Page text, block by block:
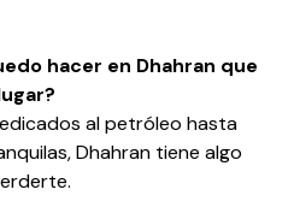
hacer en Dhahran que
al petróleo hasta
Dhahran tiene algo